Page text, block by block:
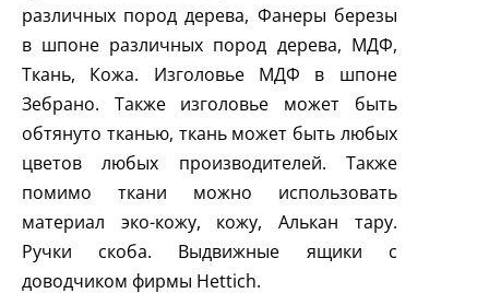
различных пород дерева, Фанеры березы
в шпоне различных пород дерева, МДФ,
Ткань, Кожа. Изголовье МДФ в шпоне
Зебрано. Также изголовье может быть
обтянуто тканью, ткань может быть любых
цветов любых производителей. Также
помимо ткани можно использовать
материал эко-кожу, кожу, Алькан тару.
Ручки скоба. Выдвижные ящики с
доводчиком фирмы Hettich.